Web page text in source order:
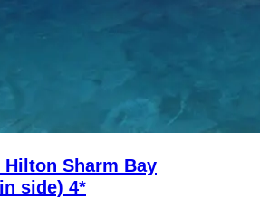
Hilton Sharm Bay
side) 4*